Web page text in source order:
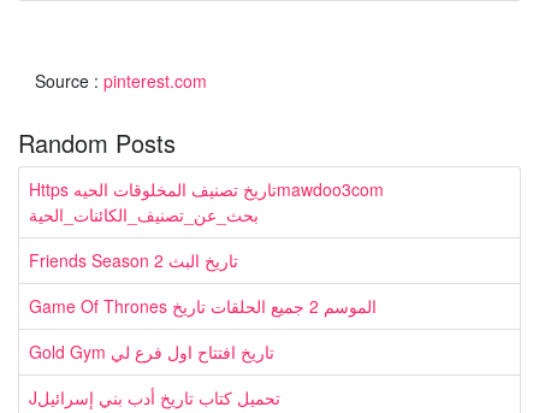
Source : pinterest.com
Random Posts
Https تاريخ تصنيف المخلوقات الحيهmawdoo3com
بحث_عن_تصنيف_الكائنات_الحية
Friends Season 2 تاريخ البث
Game Of Thrones الموسم 2 جميع الحلقات تاريخ
Gold Gym تاريخ افتتاح اول فرع لي
Jتحميل كتاب تاريخ أدب بني إسرائيل